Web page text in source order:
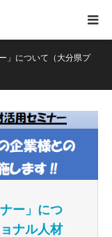
」について（大分県プ
ー」につ
ナル人材